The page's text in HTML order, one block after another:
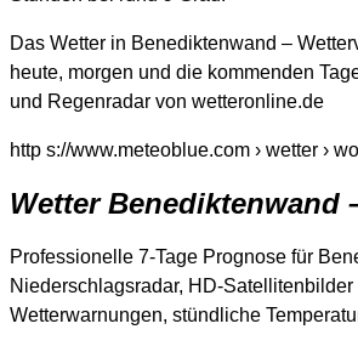
Das Wetter in Benediktenwand –
heute, morgen und die kommenden
und Regenradar von wetteronline.de
http s://www.meteoblue.com › wetter ›
Wetter Benediktenwand
Professionelle 7-Tage Prognose für
Niederschlagsradar, HD-
Wetterwarnungen, stündliche